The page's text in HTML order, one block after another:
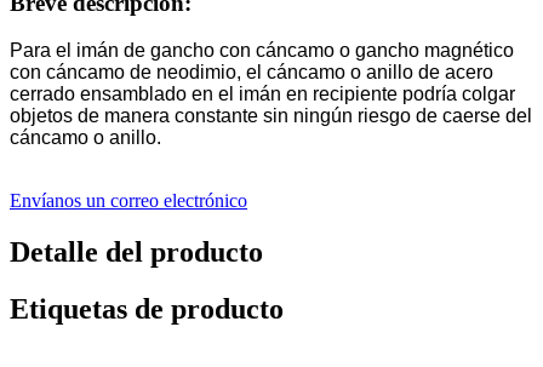
Para el imán de gancho con cáncamo o gancho magnético
con cáncamo de neodimio, el cáncamo o anillo de acero
cerrado ensamblado en el imán en recipiente podría colgar
objetos de manera constante sin ningún riesgo de caerse del
cáncamo o anillo.
Envíanos un correo electrónico
Detalle del producto
Etiquetas de producto